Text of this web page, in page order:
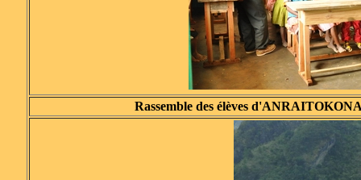
Rassemble des élèves